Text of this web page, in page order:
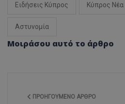
Ειδήσεις Κύπρος Κύπρος Νέα
Αστυνομία
Μοιράσου αυτό το άρθρο
ΠΡΟΗΓΟΎΜΕΝΟ ΆΡΘΡΟ
Στόχευσης
Τα απολύτως απαραίτητα
βασικές λειτουργίες του
usprivacy